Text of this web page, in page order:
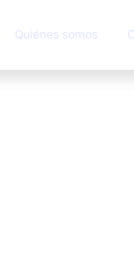
Quiénes somos